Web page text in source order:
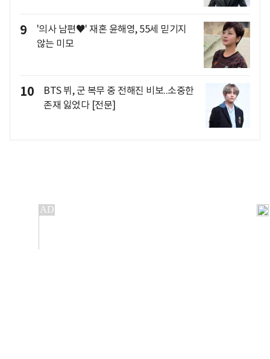
9
'의사 남편♥' 재혼 윤해영, 55세 믿기지
않는 미모
10
BTS 뷔, 군 복무 중 전해진 비보..소중한
존재 잃었다 [전문]